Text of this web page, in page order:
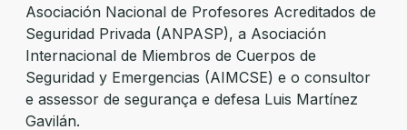
Asociación Nacional de Profesores Acreditados de
Seguridad Privada (ANPASP), a Asociación
Internacional de Miembros de Cuerpos de
Seguridad y Emergencias (AIMCSE) e o consultor
e assessor de segurança e defesa Luis Martínez
Gavilán.